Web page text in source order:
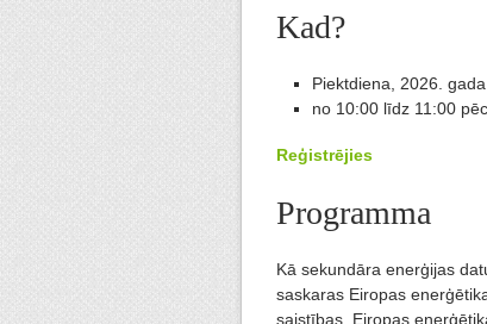
Kad?
Piektdiena, 2026.
no 10:00 līdz 11:00
Reģistrējies
Programma
Kā sekundāra enerģijas
saskaras Eiropas
saistības, Eiropas